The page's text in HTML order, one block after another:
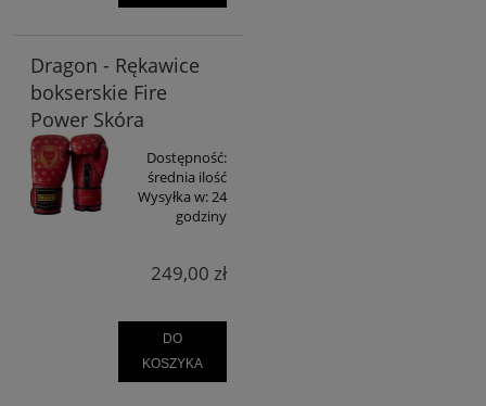
Dragon - Rękawice
bokserskie Fire
Power Skóra
Dostępność:
średnia ilość
Wysyłka w:24
godziny
249,00 zł
DO
KOSZYKA